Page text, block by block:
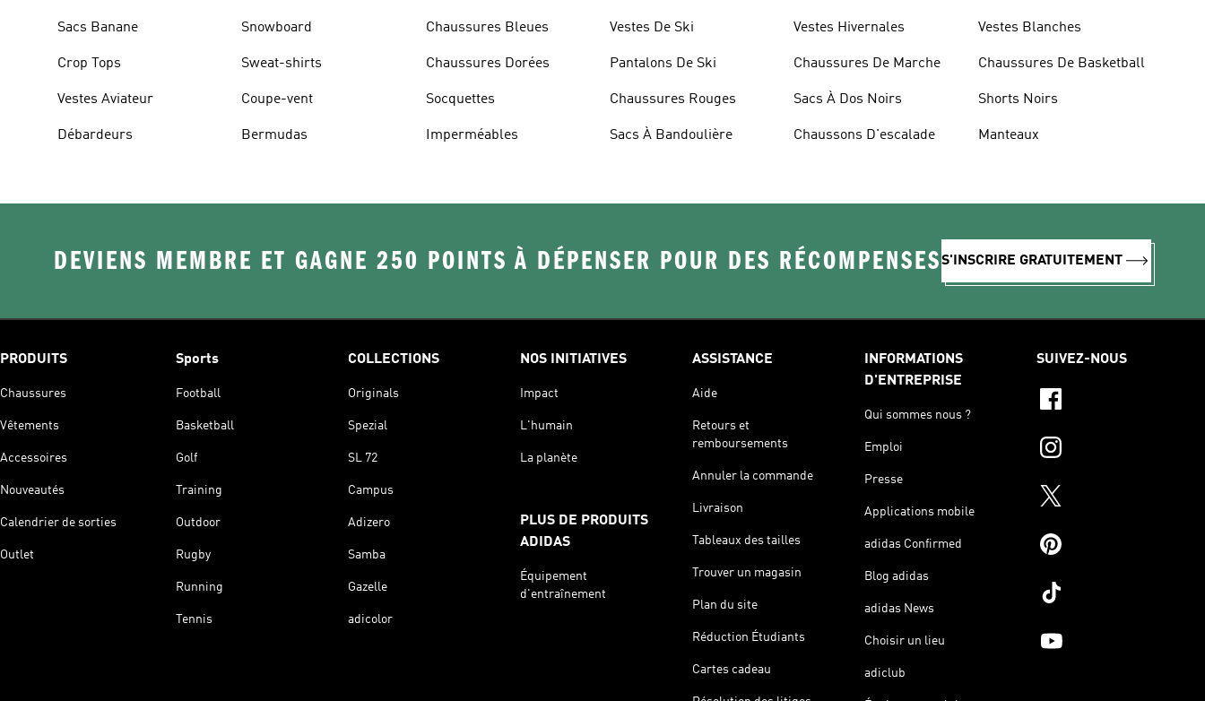
Sacs Banane
Crop Tops
Vestes Aviateur
Débardeurs
Snowboard
Sweat-shirts
Coupe-vent
Bermudas
Chaussures Bleues
Chaussures Dorées
Socquettes
Imperméables
Vestes De Ski
Pantalons De Ski
Chaussures Rouges
Sacs À Bandoulière
Vestes Hivernales
Chaussures De Marche
Sacs À Dos Noirs
Chaussons D'escalade
Vestes Blanches
Chaussures De Basketball
Shorts Noirs
Manteaux
DEVIENS MEMBRE ET GAGNE 250 POINTS À DÉPENSER POUR DES RÉCOMPENSESS'INSCRIRE GRATUITEMENT
PRODUITS
Chaussures
Vêtements
Accessoires
Nouveautés
Calendrier de sorties
Outlet
Sports
Football
Basketball
Golf
Training
Outdoor
Rugby
Running
Tennis
COLLECTIONS
Originals
Spezial
SL 72
Campus
Adizero
Samba
Gazelle
adicolor
NOS INITIATIVES
Impact
L'humain
La planète
PLUS DE PRODUITS
ADIDAS
Équipement
d'entraînement
ASSISTANCE
Aide
Retours et
remboursements
Annuler la commande
Livraison
Tableaux des tailles
Trouver un magasin
Plan du site
Réduction Étudiants
Cartes cadeau
INFORMATIONS
D'ENTREPRISE
Qui sommes nous ?
Emploi
Presse
Applications mobile
adidas Confirmed
Blog adidas
adidas News
Choisir un lieu
adiclub
SUIVEZ-NOUS